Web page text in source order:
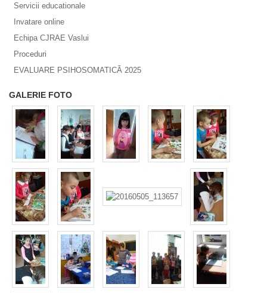
Servicii educationale
Invatare online
Echipa CJRAE Vaslui
Proceduri
EVALUARE PSIHOSOMATICĂ 2025
GALERIE FOTO